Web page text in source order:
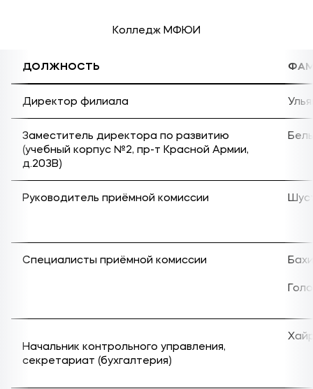
Колледж МФЮИ
ДОЛЖНОСТЬ
Директор филиала
Заместитель директора по развитию
(учебный корпус №2, пр-т Красной Армии,
д.203В)
Руководитель приёмной комиссии
Специалисты приёмной комиссии
Начальник контрольного управления,
секретариат (бухгалтерия)